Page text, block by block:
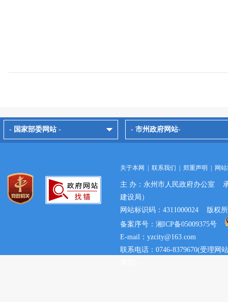
- 国家部委网站 - - 市州政府网站-
关于本网 联系我们 郑重声明 网
主 办：永州市人民政府办公室
建设局）
网站标识码：4311000024 版权
备案序号：湘ICP备05009375号
E-mail：yzcity@163.com
联系电话：0746-8379670(受理网